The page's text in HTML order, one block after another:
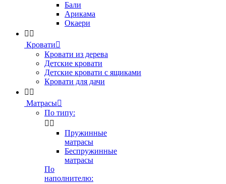
Бали
Арикама
Окаери
 
Кровати
Кровати из дерева
Детские кровати
Детские кровати с ящиками
Кровати для дачи
 
Матрасы
По типу:
 
Пружинные
матрасы
Беспружинные
матрасы
По
наполнителю: